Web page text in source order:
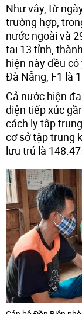
Như vậy, từ
trường hợp,
nước ngoài và
tại 13 tỉnh,
hiện này đều
Đà Nẵng, F1 là
Cả nước hiện
diện tiếp xúc
cách ly tập
cơ sở tập trung
lưu trú là